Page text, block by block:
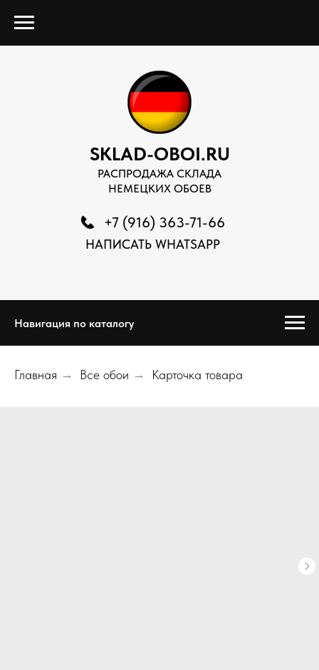
SKLAD-OBOI.RU
РАСПРОДАЖА СКЛАДА
НЕМЕЦКИХ ОБОЕВ
+7 (916) 363-71-66
НАПИСАТЬ WHATSAPP
Навигация по каталогу
Главная → Все обои → Карточка товара